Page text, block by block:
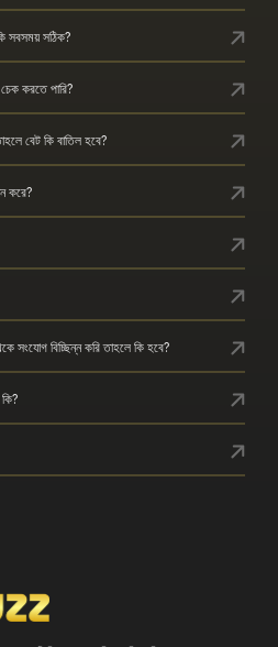
সবসময় সঠিক?
করতে পারি?
বেট কি বাতিল হবে?
করে?
সংযোগ বিচ্ছিন্ন করি তাহলে কি হবে?